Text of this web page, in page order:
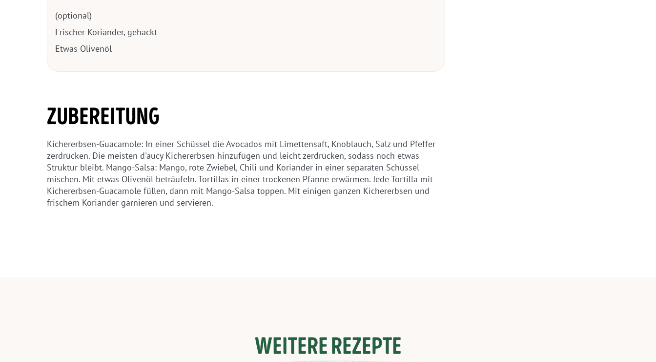
(optional)
Frischer Koriander, gehackt
Etwas Olivenöl
ZUBEREITUNG
Kichererbsen-Guacamole: In einer Schüssel die Avocados mit Limettensaft, Knoblauch, Salz und Pfeffer
zerdrücken. Die meisten d'aucy Kichererbsen hinzufügen und leicht zerdrücken, sodass noch etwas
Struktur bleibt. Mango-Salsa: Mango, rote Zwiebel, Chili und Koriander in einer separaten Schüssel
mischen. Mit etwas Olivenöl beträufeln. Tortillas in einer trockenen Pfanne erwärmen. Jede Tortilla mit
Kichererbsen-Guacamole füllen, dann mit Mango-Salsa toppen. Mit einigen ganzen Kichererbsen und
frischem Koriander garnieren und servieren.
WEITERE REZEPTE